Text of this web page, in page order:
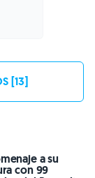
[13]
a su
con 99